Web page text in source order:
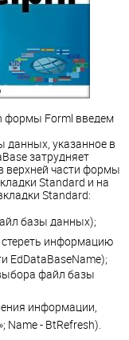
формы Forml введем
данных, указанное в
затрудняет
верхней части формы
Standard и на
Standard:
базы данных);
стереть информацию
EdDataBaseName);
файл базы
информации,
Name - BtRefresh).